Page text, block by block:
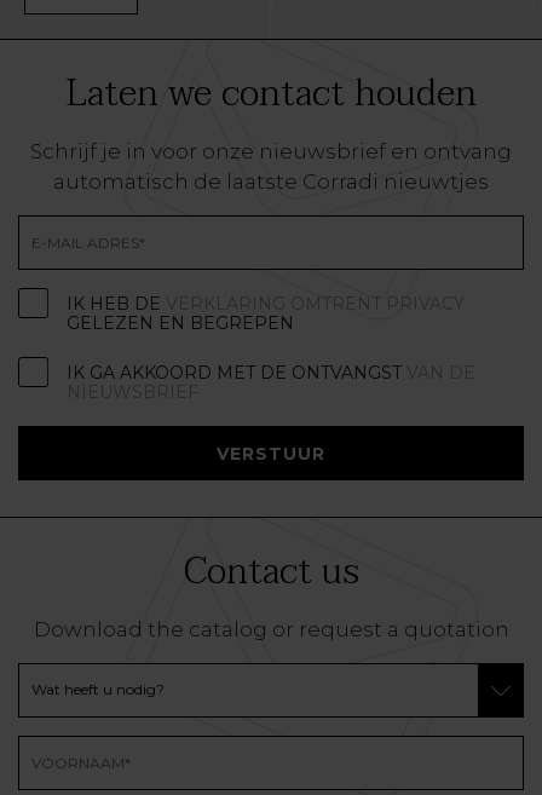
Laten we contact houden
Schrijf je in voor onze nieuwsbrief en ontvang
automatisch de laatste Corradi nieuwtjes
IK HEB DE VERKLARING OMTRENT PRIVACY
GELEZEN EN BEGREPEN
IK GA AKKOORD MET DE ONTVANGST VAN DE
NIEUWSBRIEF
VERSTUUR
Contact us
Download the catalog or request a quotation